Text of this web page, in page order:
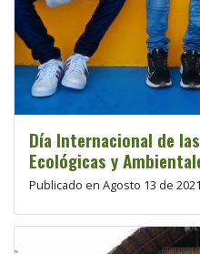
Día Internacional de
Ecológicas y
Publicado en Agosto 13 de 2021